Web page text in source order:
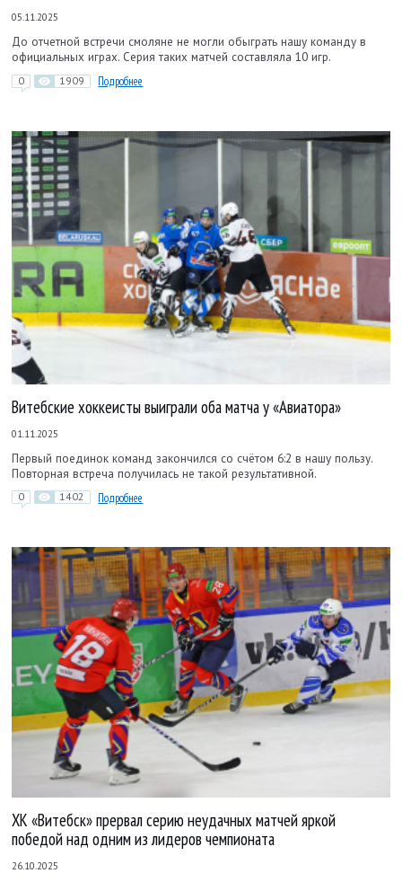
05.11.2025
До отчетной встречи смоляне не могли обыграть нашу команду в
официальных играх. Серия таких матчей составляла 10 игр.
0 1909 Подробнее
Витебские хоккеисты выиграли оба матча у «Авиатора»
01.11.2025
Первый поединок команд закончился со счётом 6:2 в нашу пользу.
Повторная встреча получилась не такой результативной.
0 1402 Подробнее
ХК «Витебск» прервал серию неудачных матчей яркой
победой над одним из лидеров чемпионата
26.10.2025